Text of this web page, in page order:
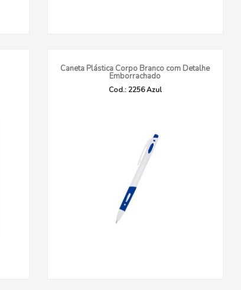
Caneta Plástica Corpo Branco com Detalhe
Emborrachado
Cod.: 2256 Azul